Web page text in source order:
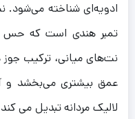
ادویه‌ای شناخته می‌شود.
تمبر هندی است که حس
نت‌های میانی، ترکیب
عمق بیشتری می‌بخشد و
لالیک مردانه تبدیل می